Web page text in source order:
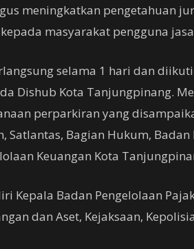
meningkatkan pengetahuan
masyarakat pengguna
selama 1 hari dan
Dishub Kota Tanjungpinang.
perparkiran yang
Satlantas, Bagian Hukum,
Keuangan Kota
Kepala Badan Pengelolaan
dan Aset, Kejaksaan,